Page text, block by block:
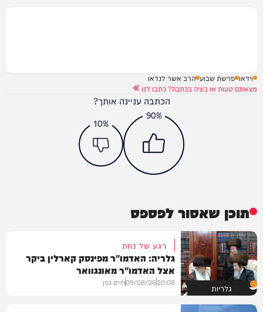
וידאו פרשת שבוע הרב אשר לנדאו
מצאתם טעות או בעיה בכתבה? כתבו לנו
הכתבה עניינה אותך?
90%
10%
תוכן שאסור לפספס
גלריות
רגע של נחת
גלריה: האדמו"ר מפינסק קארלין ביקר
אצל האדמו"ר מאונגוואר
20:08
09/08/26חיים גפן